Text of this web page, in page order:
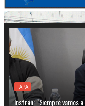
TAPA
Insfrán: “Siempre vamos